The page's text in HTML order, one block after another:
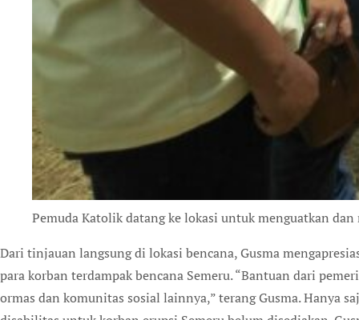
Pemuda Katolik datang ke lokasi untuk menguatkan
Dari tinjauan langsung di lokasi bencana, Gusma
para korban terdampak bencana Semeru. “Bantuan dari
ormas dan komunitas sosial lainnya,” terang Gusma. Hanya